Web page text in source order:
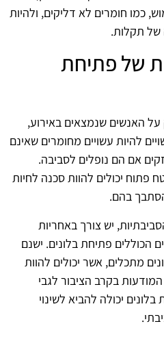
כמו חומרים לא דליקים, ולהיות
של תקלות.
של פתיחת
האנשים שנמצאים באירוע,
להיות עשויים מחומרים שאינם
אם הם נופלים לסביבה.
פתוח יכולים להוות סכנה לחיות
בהם.
יש צורך באחריות
הכוללים פתיחת בלונים. ישנם
מתכלים, אשר יכולים להוות
בקרב הציבור לגבי
יכולה להביא לשינוי